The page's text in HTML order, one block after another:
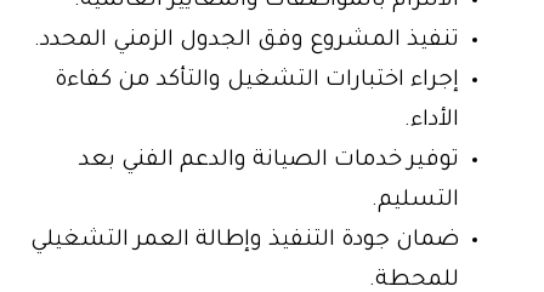
تنفيذ المشروع وفق الجدول الزمني المحدد.
إجراء اختبارات التشغيل والتأكد من كفاءة
الأداء.
توفير خدمات الصيانة والدعم الفني بعد
التسليم.
ضمان جودة التنفيذ وإطالة العمر التشغيلي
للمحطة.